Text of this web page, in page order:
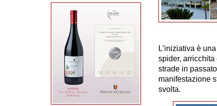
L’iniziativa è una
spider,
strade in
manifestazione
svolta.